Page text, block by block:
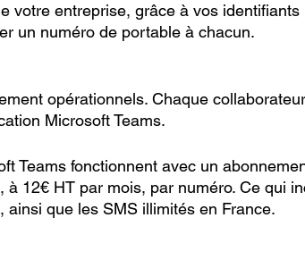
votre entreprise, grâce à vos
un numéro de portable à chacun.
opérationnels. Chaque
Microsoft Teams.
Teams fonctionnent avec un
à 12€ HT par mois, par numéro. Ce qui
ainsi que les SMS illimités en France.